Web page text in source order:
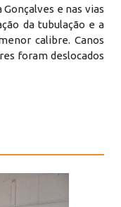
e nas vias
da tubulação e a
calibre. Canos
foram deslocados